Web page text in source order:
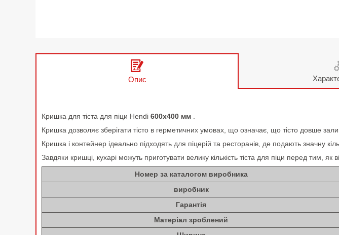
Опис
Кришка для тіста для піци Hendi 600x400 мм .
Кришка дозволяє зберігати тісто в герметичних умовах, що означає, що тісто довше
Кришка і контейнер ідеально підходять для піцерій та ресторанів, де подають значну
Завдяки кришці, кухарі можуть приготувати велику кількість тіста для піци перед тим,
Номер за каталогом виробника
виробник
Гарантія
Матеріал зроблений